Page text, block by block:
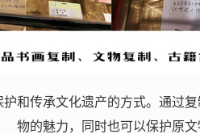
和传承文化遗产的方式。通过
物的魅力，同时也可以保护原文